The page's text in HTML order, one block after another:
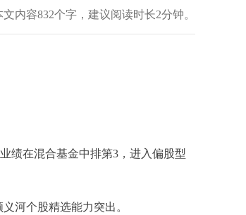
文内容832个字，建议阅读时长2分钟。
绩在混合基金中排第3，进入偏股型
河个股精选能力突出。